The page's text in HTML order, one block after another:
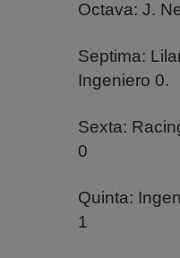
Octava: J.
Septima:
Ingeniero 0.
Sexta:
0
Quinta:
1